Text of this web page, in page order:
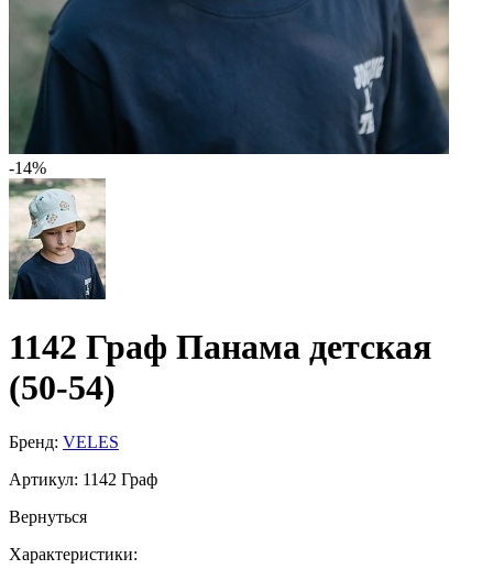
-14%
1142 Граф Панама детская
(50-54)
Бренд: VELES
Артикул: 1142 Граф
Вернуться
Характеристики: